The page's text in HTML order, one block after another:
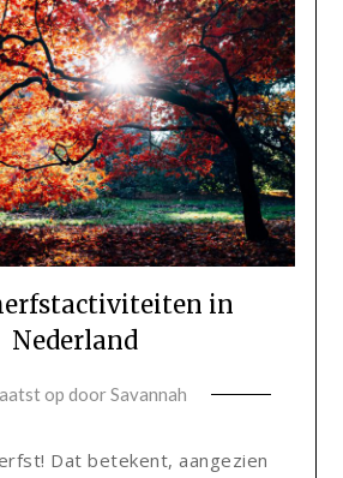
in
Nederland
op doorSavannah
Dat betekent, aangezien